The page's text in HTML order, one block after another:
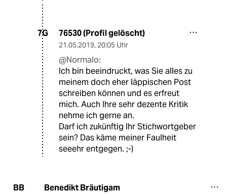
7G 76530 (Profil gelöscht)
21.05.2019, 20:05 Uhr
@Normalo:
Ich bin beeindruckt, was Sie alles zu
meinem doch eher läppischen Post
schreiben können und es erfreut
mich. Auch Ihre sehr dezente Kritik
nehme ich gerne an.
Darf ich zukünftig Ihr Stichwortgeber
sein? Das käme meiner Faulheit
seeehr entgegen. ;-)
BB Benedikt Bräutigam